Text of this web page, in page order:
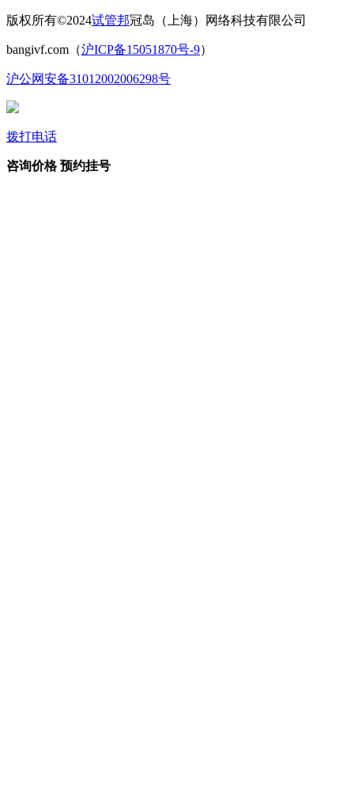
版权所有©2024试管邦冠岛（上海）网络科技有限公司
bangivf.com（沪ICP备15051870号-9）
沪公网安备31012002006298号
拨打电话
咨询价格 预约挂号